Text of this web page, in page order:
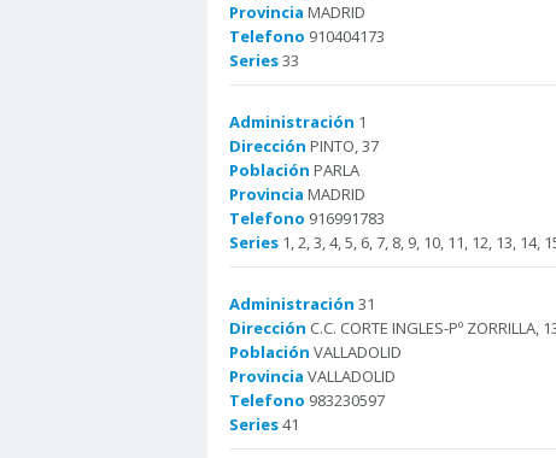
Provincia MADRID
Telefono 910404173
Series33
Administración 1
Dirección PINTO, 37
Población PARLA
Provincia MADRID
Telefono 916991783
Series 1, 2, 3, 4, 5, 6, 7, 8, 9, 10, 11, 12, 13, 14,
Administración 31
Dirección C.C. CORTE INGLES-Pº ZORRILLA,
Población VALLADOLID
Provincia VALLADOLID
Telefono 983230597
Series41